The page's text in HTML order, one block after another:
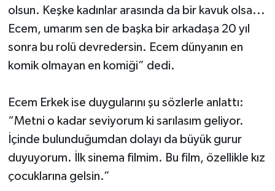
olsun. Keşke kadınlar arasında da bir kavuk olsa...
Ecem, umarım sen de başka bir arkadaşa 20 yıl
sonra bu rolü devredersin. Ecem dünyanın en
komik olmayan en komiği” dedi.
Ecem Erkek ise duygularını şu sözlerle anlattı:
“Metni o kadar seviyorum ki sarılasım geliyor.
İçinde bulunduğumdan dolayı da büyük gurur
duyuyorum. İlk sinema filmim. Bu film, özellikle kız
çocuklarına gelsin.”